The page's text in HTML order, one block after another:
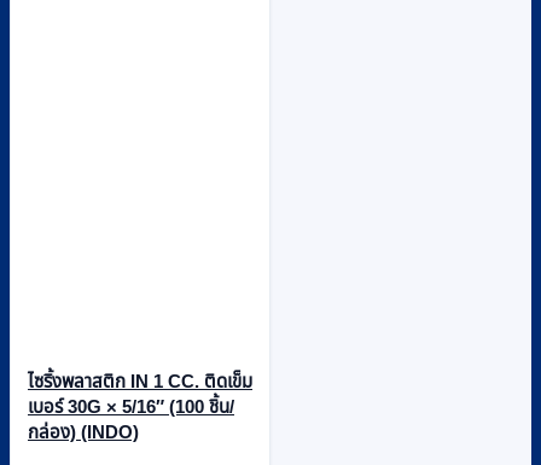
ไซริ้งพลาสติก IN 1 CC. ติดเข็ม
เบอร์ 30G × 5/16″ (100 ชิ้น/
กล่อง) (INDO)